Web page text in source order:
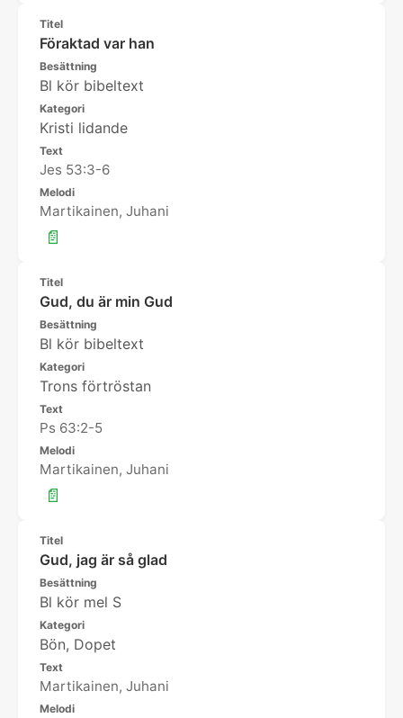
Titel
Föraktad var han
Besättning
Bl kör bibeltext
Kategori
Kristi lidande
Text
Jes 53:3-6
Melodi
Martikainen, Juhani
📄
Titel
Gud, du är min Gud
Besättning
Bl kör bibeltext
Kategori
Trons förtröstan
Text
Ps 63:2-5
Melodi
Martikainen, Juhani
📄
Titel
Gud, jag är så glad
Besättning
Bl kör mel S
Kategori
Bön, Dopet
Text
Martikainen, Juhani
Melodi